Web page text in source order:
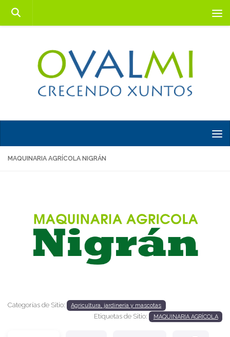
Saltar al contenido
MAQUINARIA AGRÍCOLA NIGRÁN
Anterior
Categorías de Sitio: Agricultura, jardinería y mascotas
Etiquetas de Sitio: MAQUINARIA AGRÍCOLA